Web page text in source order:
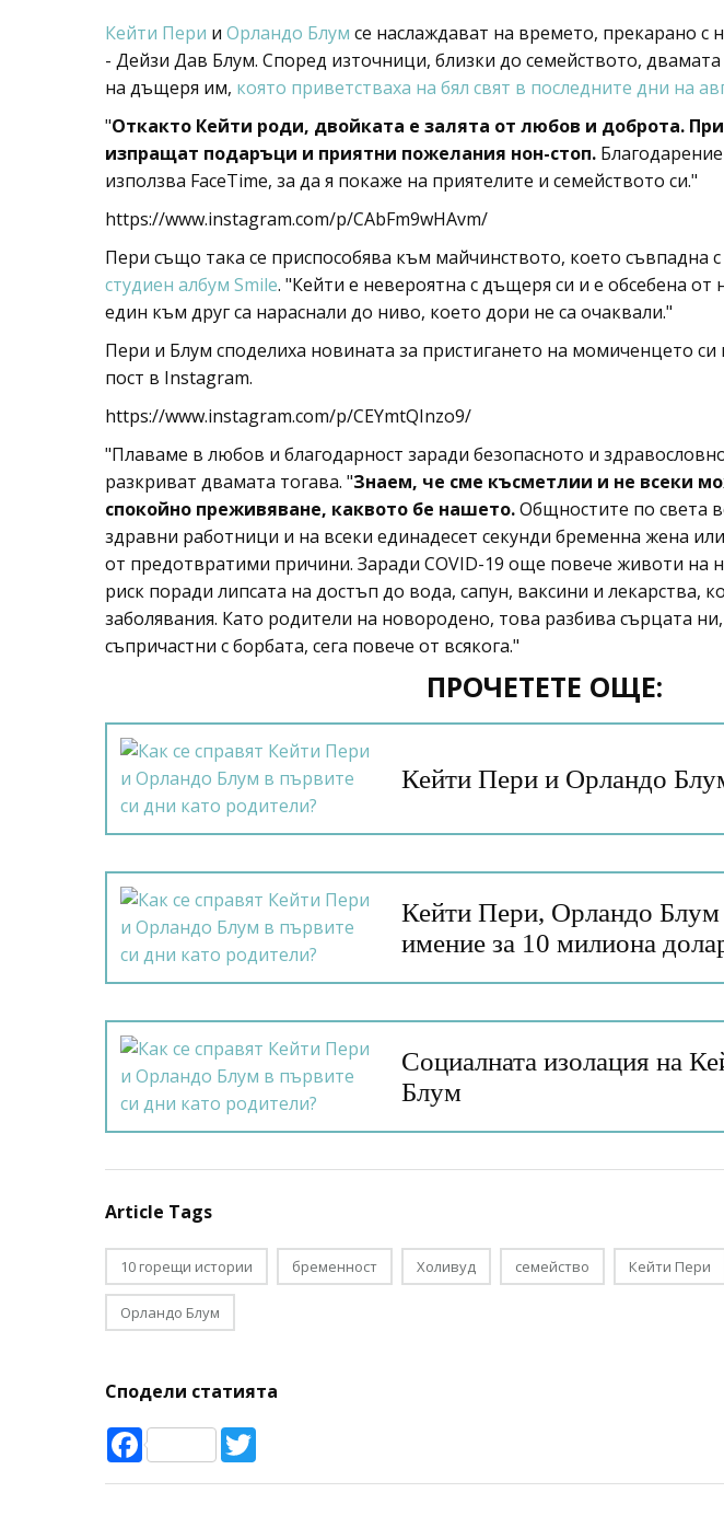
Кейти Пери и Орландо Блум се наслаждават на времето, прекарано
- Дейзи Дав Блум. Според източници, близки до семейството, двамата
на дъщеря им, която приветстваха на бял свят в последните дни на
"Откакто Кейти роди, двойката е залята от любов и доброта.
изпращат подаръци и приятни пожелания нон-стоп.
използва FaceTime, за да я покажe на приятелите и семейството си."
https://www.instagram.com/p/CAbFm9wHAvm/
Пери също така се приспособява към майчинството, което съвпадна с
студиен албум Smile. "Кейти е невероятна с дъщеря си и е обсебена
един към друг са нараснали до ниво, което дори не са очаквали."
Пери и Блум споделиха новината за пристигането на момиченцето си
пост в Instagram.
https://www.instagram.com/p/CEYmtQInzo9/
"Плаваме в любов и благодарност заради безопасното и
разкриват двамата тогава. "Знаем, че сме късметлии и не всеки
спокойно преживяване, каквото бе нашето.Общностите по света
здравни работници и на всеки единадесет секунди бременна жена
от предотвратими причини. Заради COVID-19 още повече животи на
риск поради липсата на достъп до вода, сапун, ваксини и лекарства,
заболявания. Като родители на новородено, това разбива сърцата
съпричастни с борбата, сега повече от всякога."
ПРОЧЕТЕТЕ ОЩЕ:
Кейти Пери и Орландо
Кейти Пери, Орландо Блум
имение за 10 милиона
Социалната изолация на
Блум
Article Tags
10 горещи истории бременност Холивуд семейство Кейти Пери
Орландо Блум
Сподели статията
Facebook